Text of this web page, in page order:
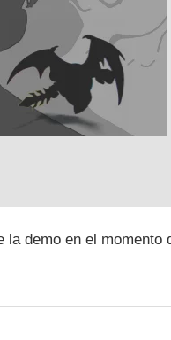
la demo en el momento